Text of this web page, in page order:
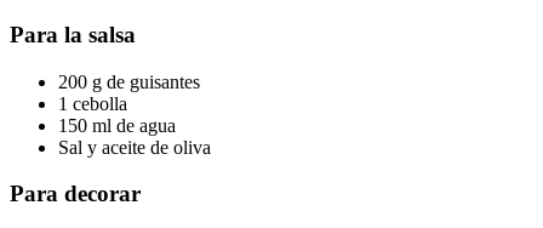
Para la salsa
200 g de guisantes
1 cebolla
150 ml de agua
Sal y aceite de oliva
Para decorar